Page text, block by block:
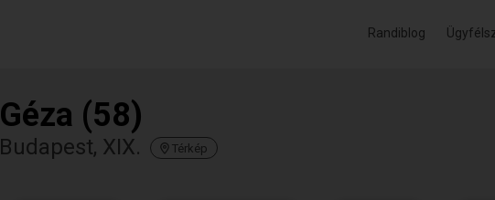
Randiblog
Géza (58)
Budapest, XIX. Térkép